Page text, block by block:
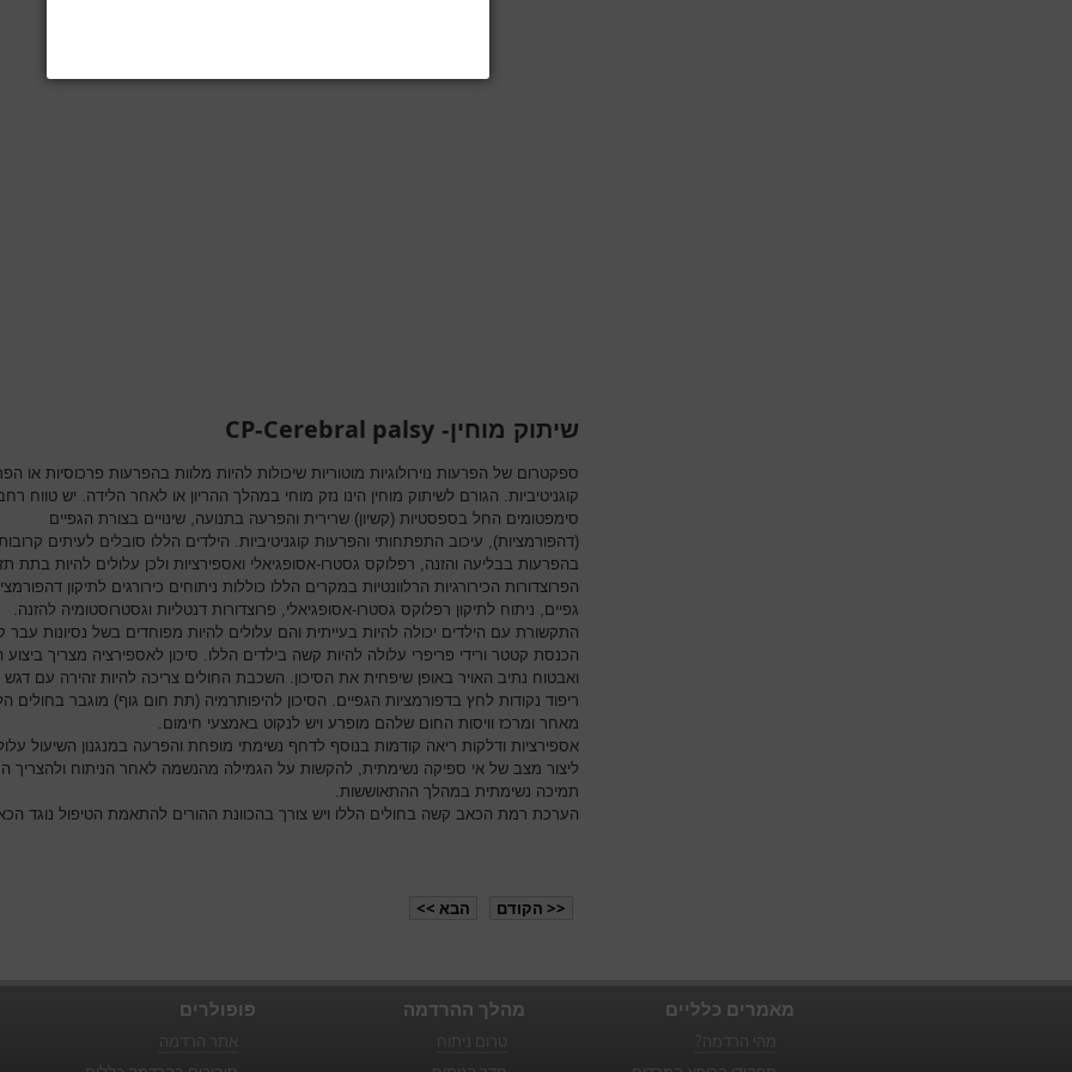
שיתוק מוחין- Cerebral palsy
-
CP
ספקטרום של הפרעות נוירולוגיות מוטוריות שיכולות להיות מלוות בהפרעות פרכוסיות או
קוגניטיביות. הגורם לשיתוק מוחין הינו נזק מוחי במהלך ההריון או לאחר הלידה. יש טווח
סימפטומים החל בספסטיות (קשיון) שרירית והפרעה בתנועה, שינויים בצורת הגפיים
(דהפורמציות), עיכוב התפתחותי והפרעות קוגניטיביות. הילדים הללו סובלים לעיתים
בהפרעות בבליעה והזנה, רפלוקס גסטרו-אסופגיאלי ואספירציות ולכן עלולים להיות בתת
הפרוצדורות הכירורגיות הרלוונטיות במקרים הללו כוללות ניתוחים כירורגים לתיקון
גפיים, ניתוח לתיקון רפלוקס גסטרו-אסופגיאלי, פרוצדורות דנטליות וגסטרוסטומיה להזנה.
התקשורת עם הילדים יכולה להיות בעייתית והם עלולים להיות מפוחדים בשל נסיונות עבר
הכנסת קטטר ורידי פריפרי עלולה להיות קשה בילדים הללו. סיכון לאספירציה מצריך
ואבטוח נתיב האויר באופן שיפחית את הסיכון. השכבת החולים צריכה להיות זהירה עם
ריפוד נקודות לחץ בדפורמציות הגפיים. הסיכון להיפותרמיה (תת חום גוף) מוגבר בחולים
מאחר ומרכז וויסות החום שלהם מופרע ויש לנקוט באמצעי חימום.
אספירציות ודלקות ריאה קודמות בנוסף לדחף נשימתי מופחת והפרעה במנגנון השיעול
ליצור מצב של אי ספיקה נשימתית, להקשות על הגמילה מהנשמה לאחר הניתוח ולהצריך
תמיכה נשימתית במהלך ההתאוששות.
הערכת רמת הכאב קשה בחולים הללו ויש צורך בהכוונת ההורים להתאמת הטיפול נוגד
<< הקודם הבא >>
פופולרים מהלך ההרדמה מאמרים כלליים